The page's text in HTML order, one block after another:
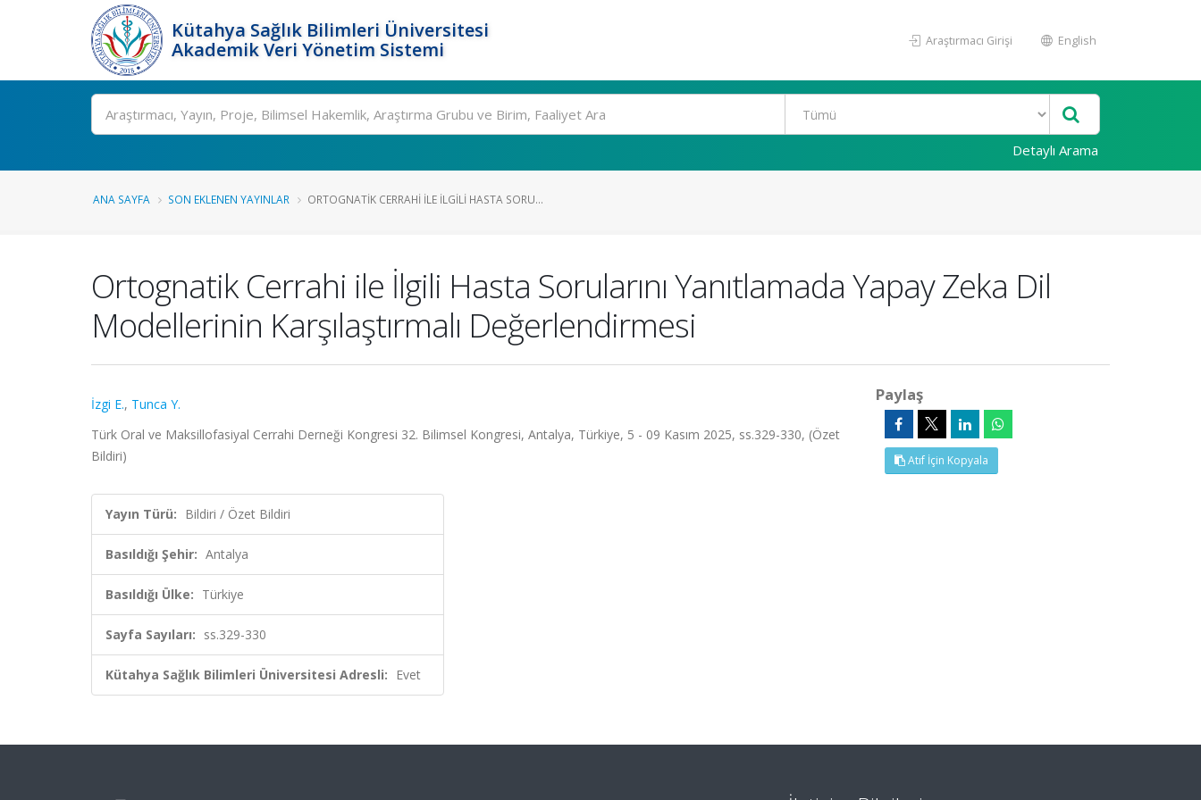
Kütahya Sağlık Bilimleri Üniversitesi
Akademik Veri Yönetim Sistemi
Araştırmacı Girişi English
Ara
Detaylı Arama
ANA SAYFA SON EKLENEN YAYINLAR ORTOGNATIK CERRAHI ILE İLGILI HASTA SORU...
Ortognatik Cerrahi ile İlgili Hasta Sorularını Yanıtlamada Yapay Zeka Dil
Modellerinin Karşılaştırmalı Değerlendirmesi
İzgi E., Tunca Y.
Türk Oral ve Maksillofasiyal Cerrahi Derneği Kongresi 32. Bilimsel Kongresi, Antalya, Türkiye, 5 - 09 Kasım 2025, ss.329-330, (Özet
Bildiri)
Yayın Türü: Bildiri / Özet Bildiri
Basıldığı Şehir: Antalya
Basıldığı Ülke: Türkiye
Sayfa Sayıları: ss.329-330
Kütahya Sağlık Bilimleri Üniversitesi Adresli: Evet
Paylaş
Atıf İçin Kopyala